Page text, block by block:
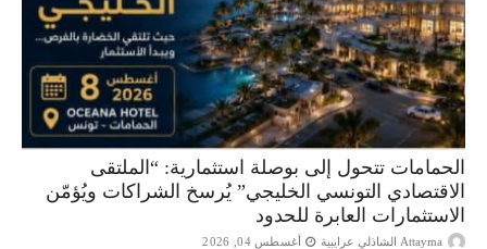
الحمامات تتحول إلى بوصلة استثمارية: “الملتقى
الاقتصادي التونسي الخليجي” يُرسخ الشراكات ويُؤمّن
الاستثمارات العابرة للحدود
Attayma الشاذلي عرايبية أغسطس 04, 2026